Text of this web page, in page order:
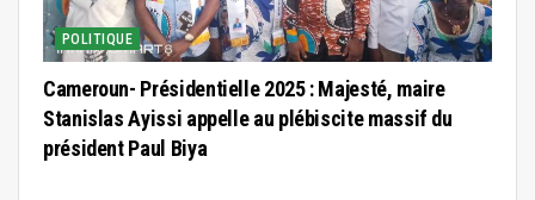
POLITIQUE
Cameroun- Présidentielle 2025 : Majesté, maire
Stanislas Ayissi appelle au plébiscite massif du
président Paul Biya